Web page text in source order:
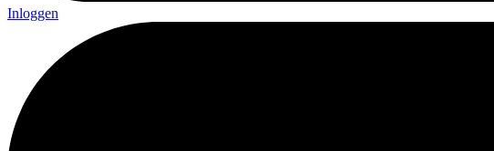
Inloggen